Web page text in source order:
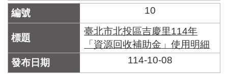
10
臺北市北投區吉慶里114年
「資源回收補助金」使用明細
114-10-08